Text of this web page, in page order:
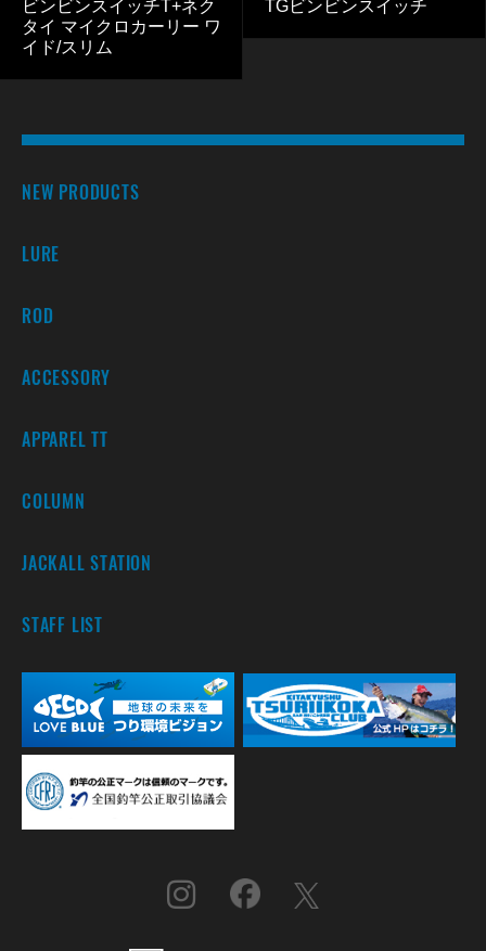
ビンビンスイッチT+ネク
タイ マイクロカーリー ワ
イド/スリム
TGビンビンスイッチ
NEW PRODUCTS
LURE
ROD
ACCESSORY
APPAREL TT
COLUMN
JACKALL STATION
STAFF LIST